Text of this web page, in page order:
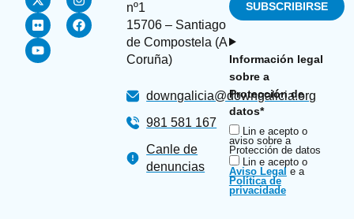
nº1
15706 – Santiago
de Compostela (A
Coruña)
downgalicia@downgalicia.org
981 581 167
Canle de
denuncias
Información legal
sobre a
Protección de
datos*
Lin e acepto o
aviso sobre a
Protección de datos
Lin e acepto o
Aviso Legal e a
Política de
privacidade